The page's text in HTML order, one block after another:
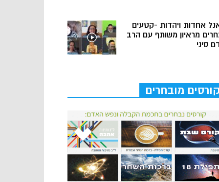
אחדות ויהדות -קטעים
מראיון משותף עם הרב
סיני
קורסים מובחרים